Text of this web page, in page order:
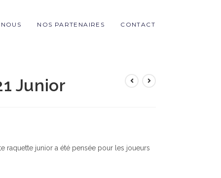
NOS PARTENAIRES CONTACT
Junior
raquette junior a été pensée pour les joueurs